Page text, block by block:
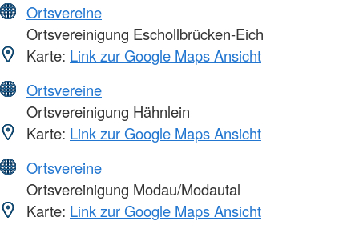
Ortsvereine
Ortsvereinigung Eschollbrücken-Eich
Karte: Link zur Google Maps Ansicht
Ortsvereine
Ortsvereinigung Hähnlein
Karte: Link zur Google Maps Ansicht
Ortsvereine
Ortsvereinigung Modau/Modautal
Karte: Link zur Google Maps Ansicht